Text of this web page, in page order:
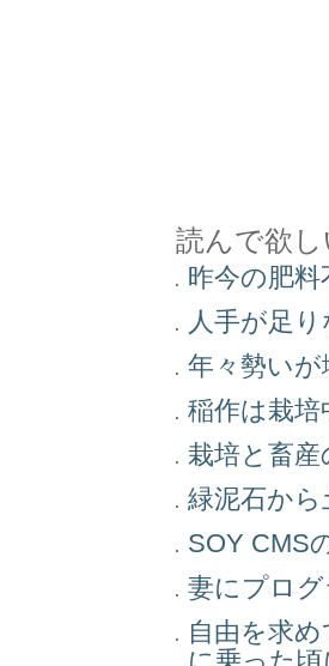
読んで欲
昨今の肥
人手が足
年々勢い
稲作は栽培
栽培と畜
緑泥石から
SOY CMS
妻にプロ
自由を求